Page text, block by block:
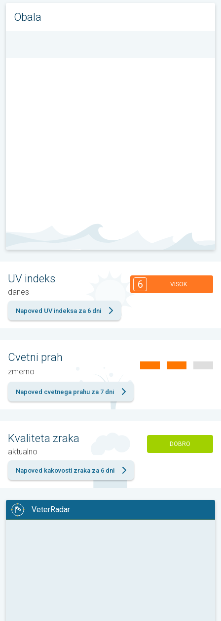
Obala
UV indeks
danes
6 VISOK
Napoved UV indeksa za 6 dni
Cvetni prah
zmernо
Napoved cvetnega prahu za 7 dni
Kvaliteta zraka
aktualno
DOBRO
Napoved kakovosti zraka za 6 dni
VeterRadar